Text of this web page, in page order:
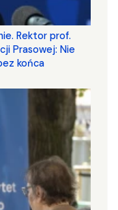
Rektor prof.
Prasowej: Nie
końca